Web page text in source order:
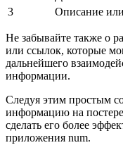
3
Описание
Не забывайте также о
или ссылок, которые
дальнейшего
информации.
Следуя этим простым
информацию на
сделать его более
приложения num.